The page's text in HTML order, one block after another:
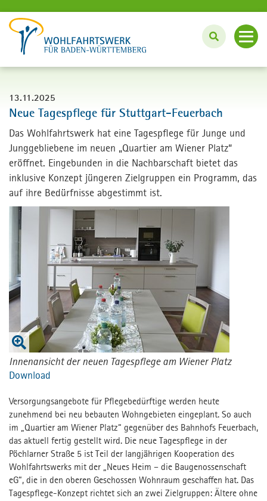
Unterstützung im Haushalt
Pflege und Betreuung zu Hause
Bei uns wohnen und leben
#wassinnvollestun: BFD und FSJ
Lebenslanges Lernen: Bildungszentrum
Angebote für Unternehmen
Innovation und Projekte
Fördern und Engagieren
Über uns
English
Kontakt
Presse
Fachforum
MPortal
Interner Bereich
13.11.2025
Neue Tagespflege für Stuttgart-Feuerbach
Das Wohlfahrtswerk hat eine Tagespflege für Junge und
Junggebliebene im neuen „Quartier am Wiener Platz“
eröffnet. Eingebunden in die Nachbarschaft bietet das
inklusive Konzept jüngeren Zielgruppen ein Programm, das
auf ihre Bedürfnisse abgestimmt ist.
Innenansicht der neuen Tagespflege am Wiener Platz
Download
Versorgungsangebote für Pflegebedürftige werden heute
zunehmend bei neu bebauten Wohngebieten eingeplant. So auch
im „Quartier am Wiener Platz“ gegenüber des Bahnhofs Feuerbach,
das aktuell fertig gestellt wird. Die neue Tagespflege in der
Pöchlarner Straße 5 ist Teil der langjährigen Kooperation des
Wohlfahrtswerks mit der „Neues Heim – die Baugenossenschaft
eG“, die in den oberen Geschossen Wohnraum geschaffen hat. Das
Tagespflege-Konzept richtet sich an zwei Zielgruppen: Ältere ohne